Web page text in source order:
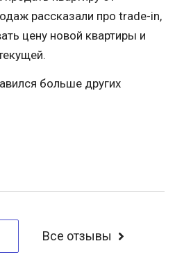
рассказали про trade-in,
цену новой квартиры и
больше других
Все отзывы